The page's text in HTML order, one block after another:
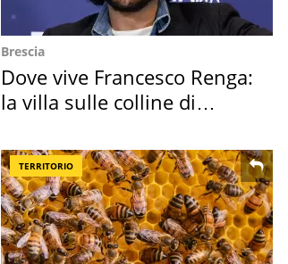
Brescia
Dove vive Francesco Renga:
la villa sulle colline di
TERRITORIO